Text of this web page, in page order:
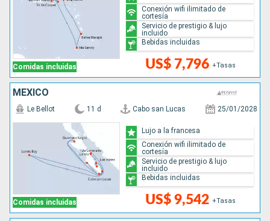
Comidas incluidas US$ 7,796 +Tasas
Conexión wifi ilimitado de
cortesía
Servicio de prestigio & lujo
incluido
Bebidas incluidas
MÉXICO
Comidas incluidas
Le Bellot 11 d Cabo san Lucas 25/01/2028
US$ 9,542 +Tasas
Lujo a la francesa
Conexión wifi ilimitado de
cortesía
Servicio de prestigio & lujo
incluido
Bebidas incluidas